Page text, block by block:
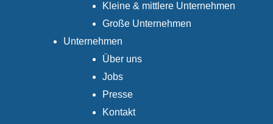
Kleine & mittlere Unternehmen
Große Unternehmen
Unternehmen
Über uns
Jobs
Presse
Kontakt